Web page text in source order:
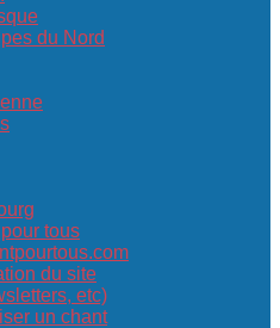
du Nord
tous
du site
etc)
un chant